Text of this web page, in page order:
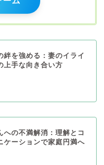
絆を強める：妻のイライ
上手な向き合い方
への不満解消：理解とコ
ケーションで家庭円満へ